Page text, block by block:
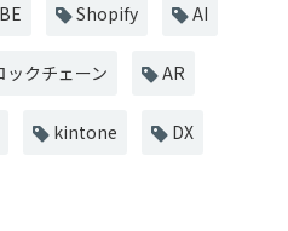
Shopify AI
ックチェーン AR
kintone DX